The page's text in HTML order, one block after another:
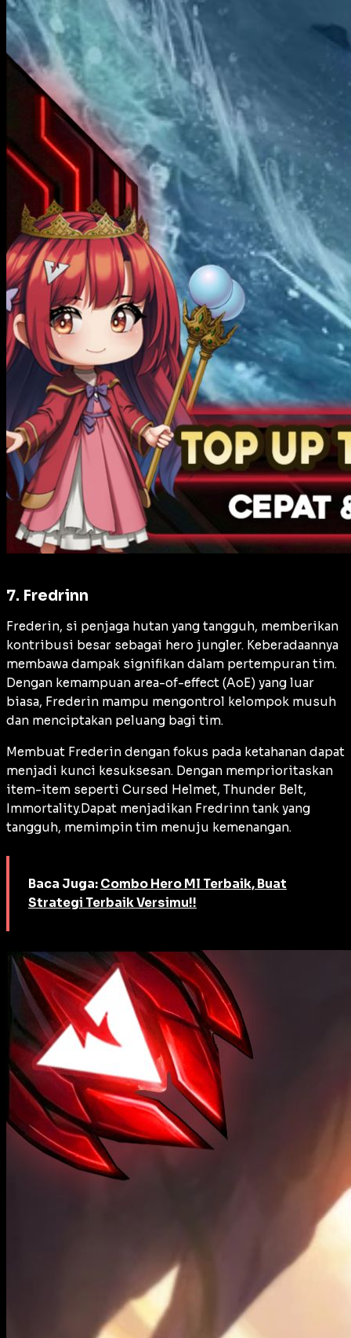
7. Fredrinn
Frederin, si penjaga hutan yang tangguh, memberikan
kontribusi besar sebagai hero jungler. Keberadaannya
membawa dampak signifikan dalam pertempuran tim.
Dengan kemampuan area-of-effect (AoE) yang luar
biasa, Frederin mampu mengontrol kelompok musuh
dan menciptakan peluang bagi tim.
Membuat Frederin dengan fokus pada ketahanan dapat
menjadi kunci kesuksesan. Dengan memprioritaskan
item-item seperti Cursed Helmet, Thunder Belt,
Immortality.Dapat menjadikan Fredrinn tank yang
tangguh, memimpin tim menuju kemenangan.
Baca Juga: Combo Hero Ml Terbaik, Buat
Strategi Terbaik Versimu!!